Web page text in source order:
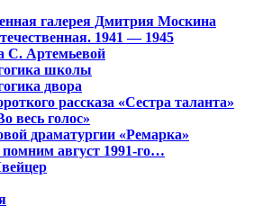
галерея Дмитрия Москина
1941 — 1945
С. Артемьевой
школы
двора
рассказа «Сестра таланта»
весь голос»
драматургии «Ремарка»
август 1991-го…